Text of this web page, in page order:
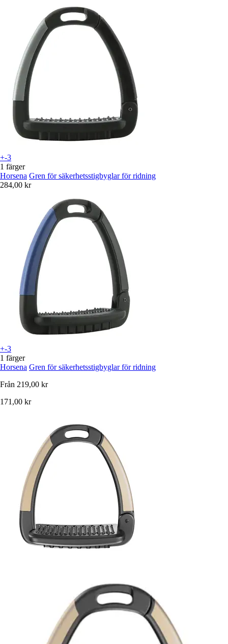
+-3
1 färger
Horsena Gren för säkerhetsstigbyglar för ridning
284,00 kr
+-3
1 färger
Horsena Gren för säkerhetsstigbyglar för ridning
Från 219,00 kr
171,00 kr